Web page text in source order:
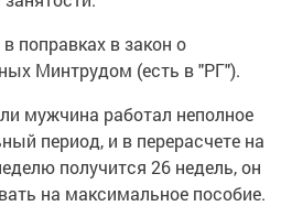
поправках в закон о
Минтрудом (есть в "РГ").
мужчина работал неполное
период, и в перерасчете на
получится 26 недель, он
на максимальное пособие.